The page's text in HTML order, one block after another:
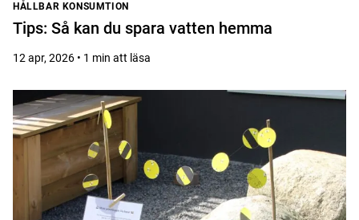
HÅLLBAR KONSUMTION
Tips: Så kan du spara vatten hemma
12 apr, 2026 • 1 min att läsa